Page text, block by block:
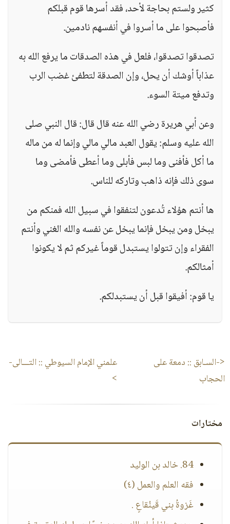
كثير ولستم بحاجة لأحد، فقد أسرها قوم قبلكم
فأصبحوا على ما أسروا في أنفسهم نادمين.
تصدقوا تصدقوا، فلعل في هذه الصدقات ما يرفع الله به
عذاباً أوشك أن يحل، وإن الصدقة لتطفئ غضب الرب
وتدفع ميتة السوء.
وعن أبي هريرة رضي الله عنه قال قال: قال النبي صلى
الله عليه وسلم: يقول العبد مالي مالي وإنما له من ماله
ما أكل فأفنى وما لبس فأبلى وما أعطى فأمضى وما
سوى ذلك فإنه ذاهب وتاركه للناس.
ها أنتم هؤلاء تُدعون لتنفقوا في سبيل الله فمنكم من
يبخل ومن يبخل فإنما يبخل عن نفسه والله الغني وأنتم
الفقراء وإن تتولوا يستبدل قوماً غيركم ثم لا يكونوا
أمثالكم.
يا قوم: أفيقوا قبل أن يستبدلكم.
<-السـابق :: دمعة على
الحجاب
علمني الإمام السيوطي :: التـــالى-
>
مختارات
84. خالد بن الوليد
فقه العلم والعمل (٤)
غَزوةُ بني قَينُقاعٍ .